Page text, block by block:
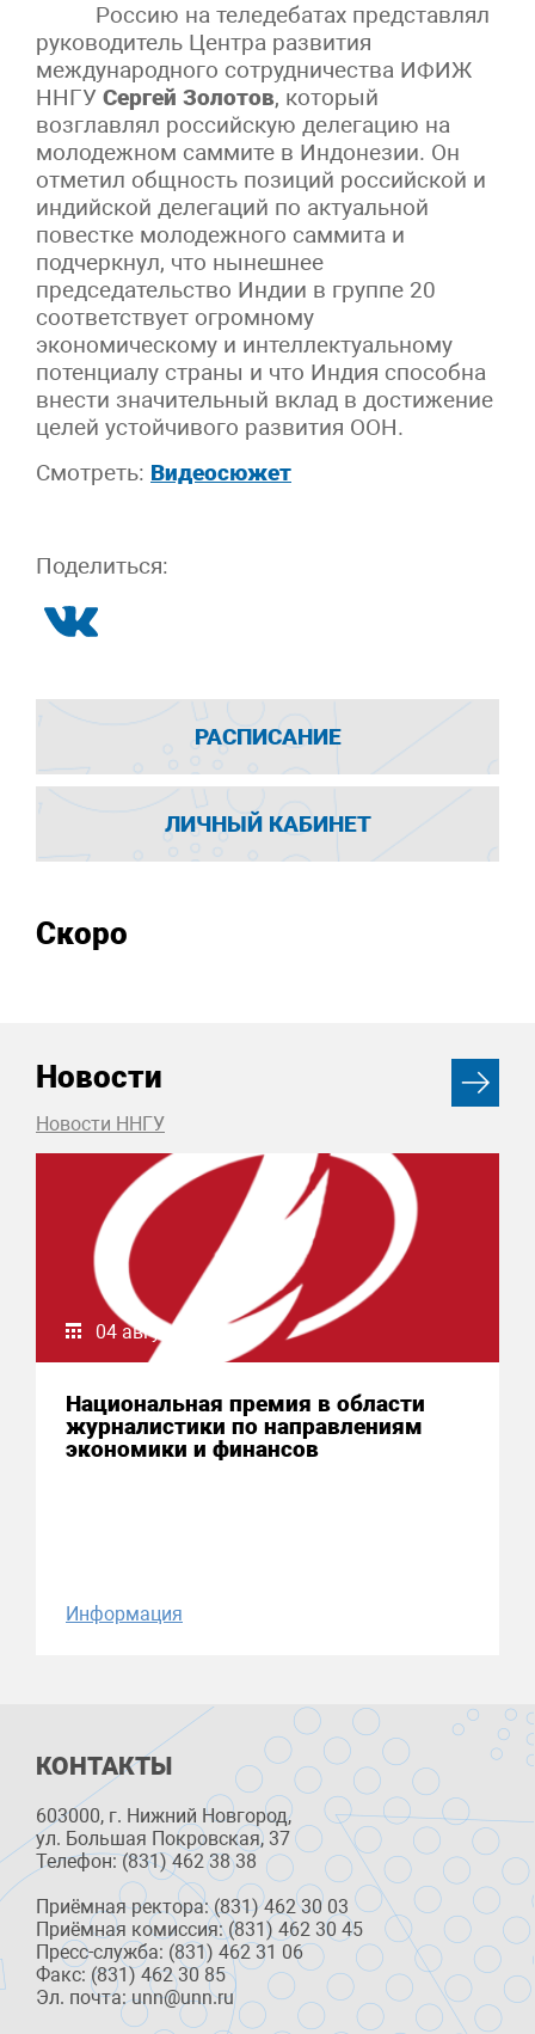
Россию на теледебатах представлял
руководитель Центра развития
международного сотрудничества ИФИЖ
ННГУ Сергей Золотов, который
возглавлял российскую делегацию на
молодежном саммите в Индонезии. Он
отметил общность позиций российской и
индийской делегаций по актуальной
повестке молодежного саммита и
подчеркнул, что нынешнее
председательство Индии в группе 20
соответствует огромному
экономическому и интеллектуальному
потенциалу страны и что Индия способна
внести значительный вклад в достижение
целей устойчивого развития ООН.
Смотреть: Видеосюжет
Поделиться:
РАСПИСАНИЕ
ЛИЧНЫЙ КАБИНЕТ
Скоро
Новости
Новости ННГУ
04 августа 2026
Национальная премия в области
журналистики по направлениям
экономики и финансов
Информация
КОНТАКТЫ
603000, г. Нижний Новгород,
ул. Большая Покровская, 37
Телефон: (831) 462 38 38
Приёмная ректора: (831) 462 30 03
Приёмная комиссия: (831) 462 30 45
Пресс-служба: (831) 462 31 06
Факс: (831) 462 30 85
Эл. почта: unn@unn.ru